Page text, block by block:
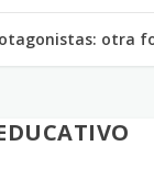
otra